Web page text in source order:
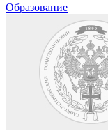
Образование